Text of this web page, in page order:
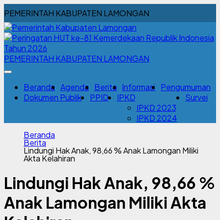
PEMERINTAH KABUPATEN LAMONGAN
PEMERINTAH KABUPATEN LAMONGAN
Beranda Agenda Berita Informasi
Pengumuman
Dokumen Publik
PPID
IPKD
IPKD 2023
IPKD 2024
Survei
Beranda
Berita
Lindungi Hak Anak, 98,66 % Anak Lamongan Miliki
Akta Kelahiran
Lindungi Hak Anak, 98,66 %
Anak Lamongan Miliki Akta